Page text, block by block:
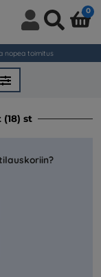
sisään/
Liity
0
nopea toimitus
st